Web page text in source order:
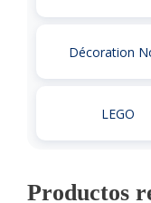
Décoration
LEGO
Productos